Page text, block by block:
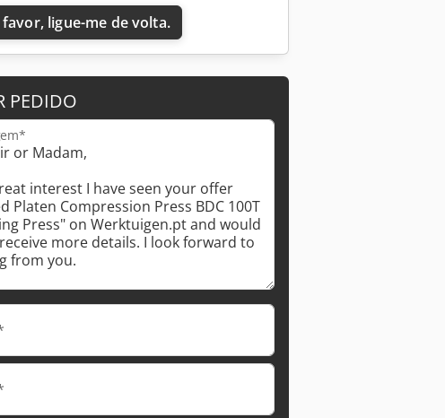
ligue-me de volta.
PEDIDO